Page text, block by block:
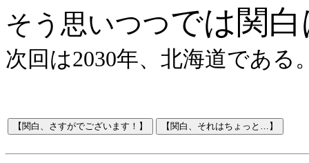
そう思いつつでは関
次回は2030年、北海道である